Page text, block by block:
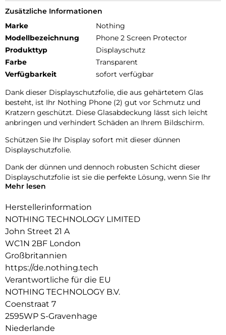
Zusätzliche Informationen
Marke
Nothing
Modellbezeichnung
Phone 2 Screen Protector
Produkttyp
Displayschutz
Farbe
Transparent
Verfügbarkeit
sofort verfügbar
Dank dieser Displayschutzfolie, die aus gehärtetem Glas
besteht, ist Ihr Nothing Phone (2) gut vor Schmutz und
Kratzern geschützt. Diese Glasabdeckung lässt sich leicht
anbringen und verhindert Schäden an Ihrem Bildschirm.
Schützen Sie Ihr Display sofort mit dieser dünnen
Displayschutzfolie.
Dank der dünnen und dennoch robusten Schicht dieser
Displayschutzfolie ist sie die perfekte Lösung, wenn Sie Ihr
Nothing Phone (2) richtig schützen und gleichzeitig Ihr
Bildschirmschutz aufgrund des Designs und der dünnen
Schicht des Bildschirmschutzes kaum sichtbar.
Mehr lesen
Herstellerinformation
NOTHING TECHNOLOGY LIMITED
John Street 21 A
WC1N 2BF London
Großbritannien
https://de.nothing.tech
Verantwortliche für die EU
NOTHING TECHNOLOGY B.V.
Coenstraat 7
2595WP S-Gravenhage
Niederlande